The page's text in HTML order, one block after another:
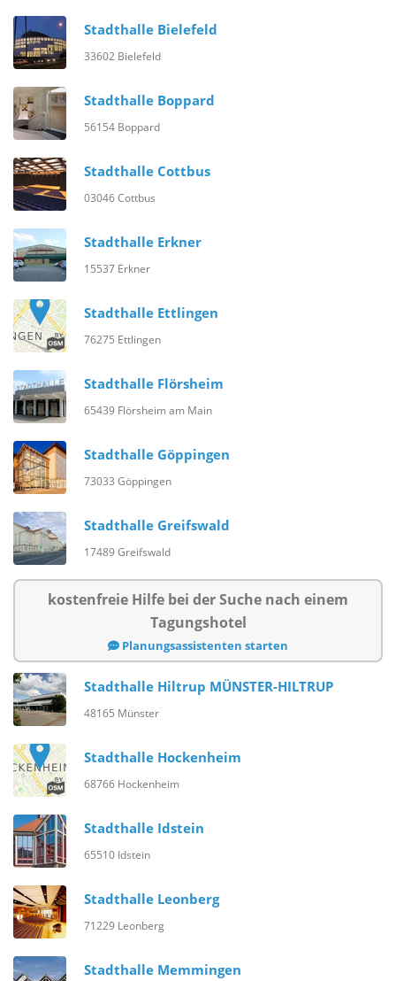
Stadthalle Bielefeld
33602 Bielefeld
Stadthalle Boppard
56154 Boppard
Stadthalle Cottbus
03046 Cottbus
Stadthalle Erkner
15537 Erkner
Stadthalle Ettlingen
76275 Ettlingen
Stadthalle Flörsheim
65439 Flörsheim am Main
Stadthalle Göppingen
73033 Göppingen
Stadthalle Greifswald
17489 Greifswald
kostenfreie Hilfe bei der Suche nach einem
Tagungshotel
Planungsassistenten starten
Stadthalle Hiltrup MÜNSTER-HILTRUP
48165 Münster
Stadthalle Hockenheim
68766 Hockenheim
Stadthalle Idstein
65510 Idstein
Stadthalle Leonberg
71229 Leonberg
Stadthalle Memmingen